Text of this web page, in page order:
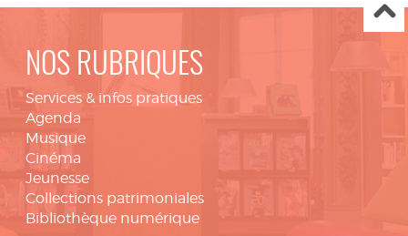
NOS RUBRIQUES
Services & infos pratiques
Agenda
Musique
Cinéma
Jeunesse
Collections patrimoniales
Bibliothèque numérique